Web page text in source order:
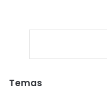
Temas